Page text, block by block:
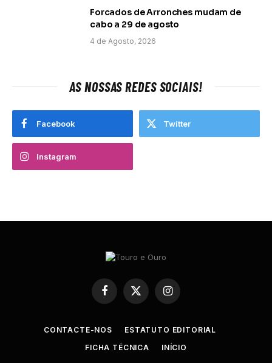
Forcados de Arronches mudam de
cabo a 29 de agosto
4 de Agosto, 2026
AS NOSSAS REDES SOCIAIS!
Facebook Twitter
Instagram
Facebook
X
(Twitter)
Instagram
CONTACTE-NOS
ESTATUTO EDITORIAL
FICHA TÉCNICA
INÍCIO